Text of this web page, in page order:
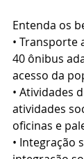
Entenda os
• Transporte
40 ônibus
acesso da
• Atividades
atividades
oficinas e
• Integração